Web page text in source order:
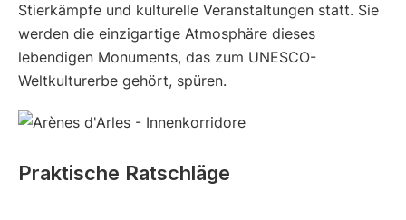
Stierkämpfe und kulturelle Veranstaltungen statt. Sie
werden die einzigartige Atmosphäre dieses
lebendigen Monuments, das zum UNESCO-
Weltkulturerbe gehört, spüren.
Praktische Ratschläge